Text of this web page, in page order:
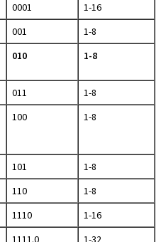
0001
1-16
001
1-8
010 1-8
011
1-8
100 1-8
101
1-8
110
1-8
1110
1-16